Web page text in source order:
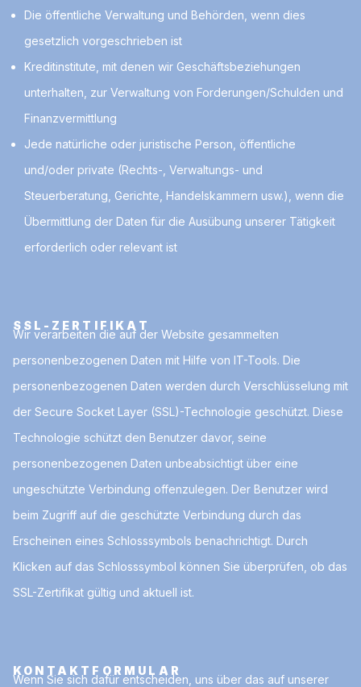
Die öffentliche Verwaltung und Behörden, wenn dies
gesetzlich vorgeschrieben ist
Kreditinstitute, mit denen wir Geschäftsbeziehungen
unterhalten, zur Verwaltung von Forderungen/Schulden und
Finanzvermittlung
Jede natürliche oder juristische Person, öffentliche
und/oder private (Rechts-, Verwaltungs- und
Steuerberatung, Gerichte, Handelskammern usw.), wenn die
Übermittlung der Daten für die Ausübung unserer Tätigkeit
erforderlich oder relevant ist
SSL-ZERTIFIKAT
Wir verarbeiten die auf der Website gesammelten
personenbezogenen Daten mit Hilfe von IT-Tools. Die
personenbezogenen Daten werden durch Verschlüsselung mit
der Secure Socket Layer (SSL)-Technologie geschützt. Diese
Technologie schützt den Benutzer davor, seine
personenbezogenen Daten unbeabsichtigt über eine
ungeschützte Verbindung offenzulegen. Der Benutzer wird
beim Zugriff auf die geschützte Verbindung durch das
Erscheinen eines Schlosssymbols benachrichtigt. Durch
Klicken auf das Schlosssymbol können Sie überprüfen, ob das
SSL-Zertifikat gültig und aktuell ist.
KONTAKTFORMULAR
Wenn Sie sich dafür entscheiden, uns über das auf unserer